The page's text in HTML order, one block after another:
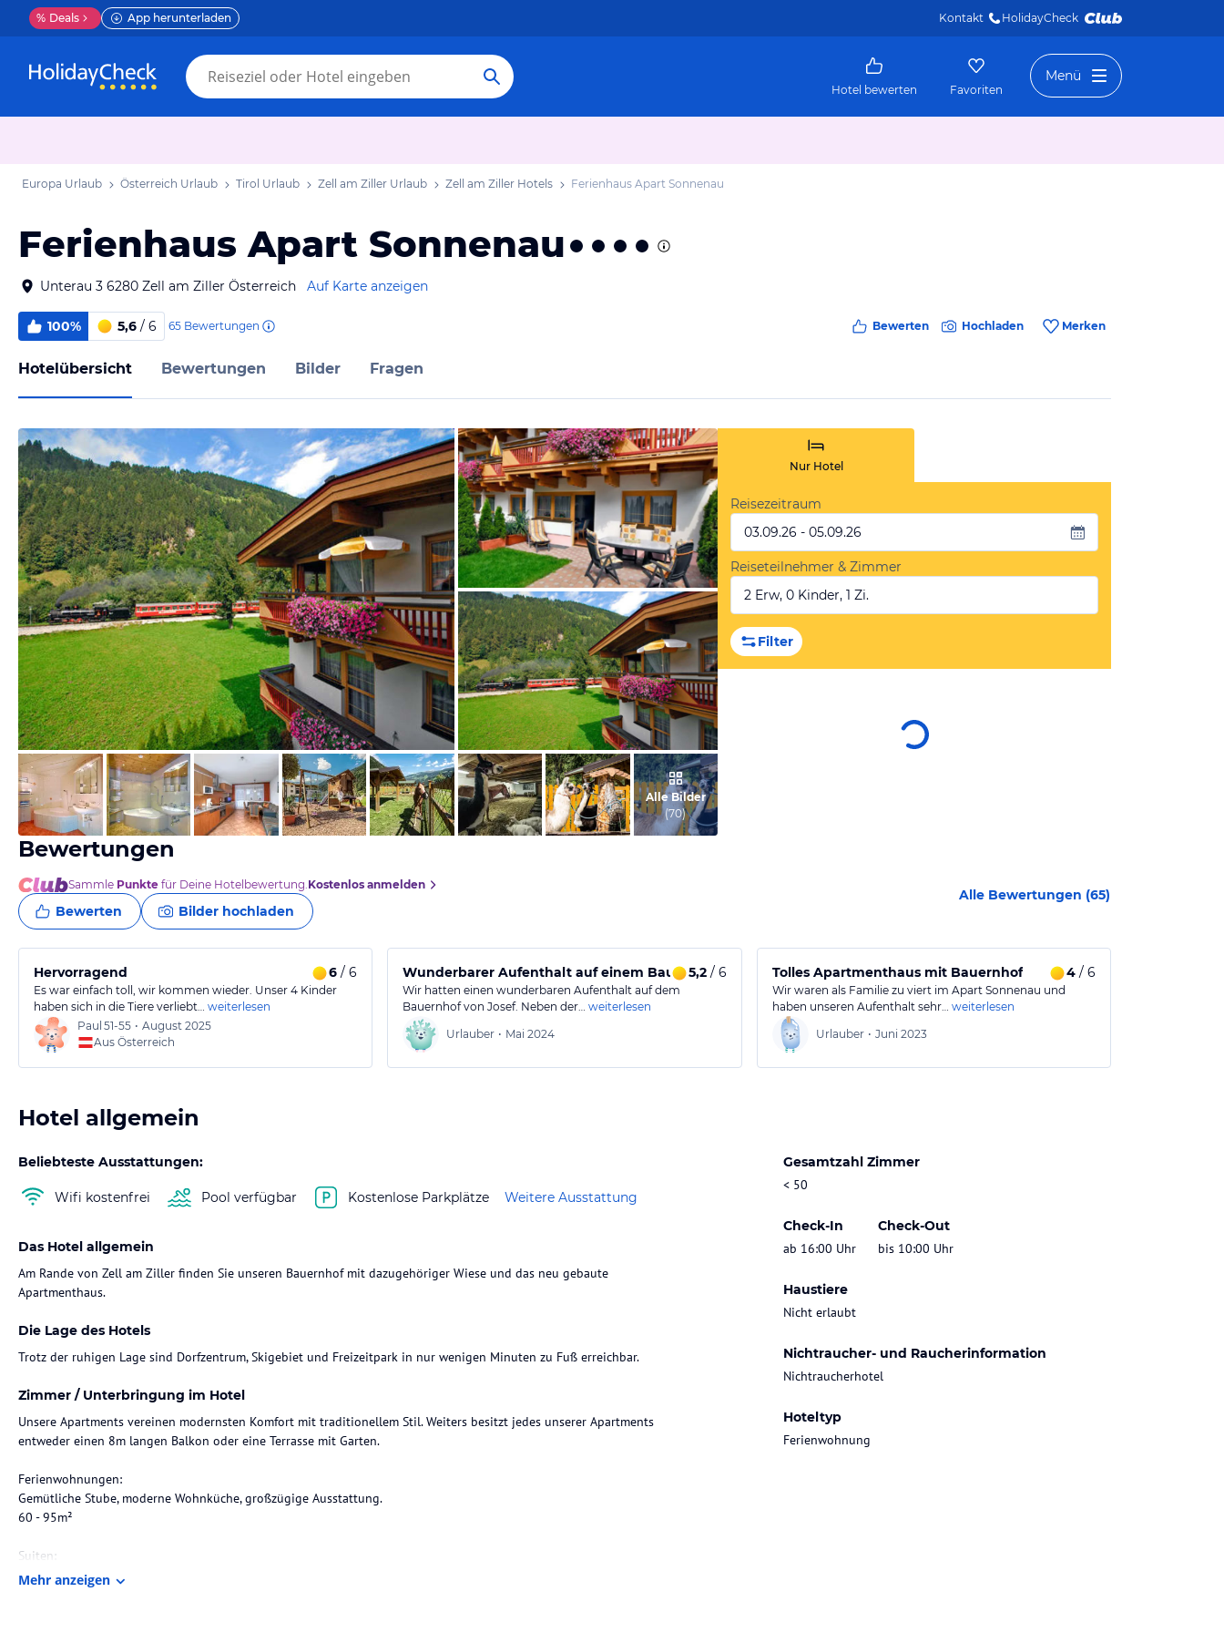
% Deals App herunterladen Kontakt HolidayCheck
Hotel bewerten Favoriten
Menü
Europa Urlaub Österreich Urlaub Tirol Urlaub Zell am Ziller Urlaub Zell am Ziller Hotels Ferienhaus Apart Sonnenau
Ferienhaus Apart Sonnenau
Unterau 3 6280 Zell am Ziller Österreich Auf Karte anzeigen
100% 5,6 / 6 65 Bewertungen Bewerten Hochladen Merken
Hotelübersicht Bewertungen Bilder Fragen
vom Hotelier, Juli 2011
vom Hotelier, Juli 2011
vom Hotelier, Juli 2011
Alle Bilder
(70)
Nur Hotel
Reisezeitraum
03.09.26 - 05.09.26
Reiseteilnehmer & Zimmer
2 Erw, 0 Kinder, 1 Zi.
Filter
Bewertungen
Sammle Punkte für Deine Hotelbewertung.Kostenlos anmelden
Bewerten Bilder hochladen
Alle Bewertungen (65)
Hervorragend 6 / 6
Es war einfach toll, wir kommen wieder. Unser 4 Kinder
haben sich in die Tiere verliebt… weiterlesen
Paul 51-55 • August 2025
Aus Österreich
Wunderbarer Aufenthalt auf einem Bauernhof in schönem Zillertal
5,2/ 6
Wir hatten einen wunderbaren Aufenthalt auf dem
Bauernhof von Josef. Neben der… weiterlesen
Urlauber • Mai 2024
Tolles Apartmenthaus mit Bauernhof 4/ 6
Wir waren als Familie zu viert im Apart Sonnenau und
haben unseren Aufenthalt sehr… weiterlesen
Urlauber • Juni 2023
Hotel allgemein
Beliebteste Ausstattungen:
Wifi kostenfrei Pool verfügbar Kostenlose Parkplätze Weitere Ausstattung
Gesamtzahl Zimmer
< 50
Check-In
ab 16:00 Uhr
Check-Out
bis 10:00 Uhr
Haustiere
Nicht erlaubt
Nichtraucher- und Raucherinformation
Nichtraucherhotel
Hoteltyp
Ferienwohnung
Das Hotel allgemein
Am Rande von Zell am Ziller finden Sie unseren Bauernhof mit dazugehöriger Wiese und das neu gebaute
Apartmenthaus.
Die Lage des Hotels
Trotz der ruhigen Lage sind Dorfzentrum, Skigebiet und Freizeitpark in nur wenigen Minuten zu Fuß erreichbar.
Zimmer / Unterbringung im Hotel
Unsere Apartments vereinen modernsten Komfort mit traditionellem Stil. Weiters besitzt jedes unserer Apartments
entweder einen 8m langen Balkon oder eine Terrasse mit Garten.
Ferienwohnungen:
Gemütliche Stube, moderne Wohnküche, großzügige Ausstattung.
60 - 95m²
Suiten:
Komplette Einrichtung aus Zirbenholz, original Tiroler Schafwollbetten.
Mehr anzeigen